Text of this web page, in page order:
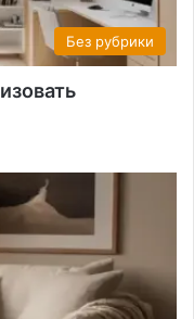
Без рубрики